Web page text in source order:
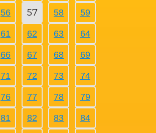
56 57 58 59
61 62 63 64
66 67 68 69
71 72 73 74
76 77 78 79
81 82 83 84